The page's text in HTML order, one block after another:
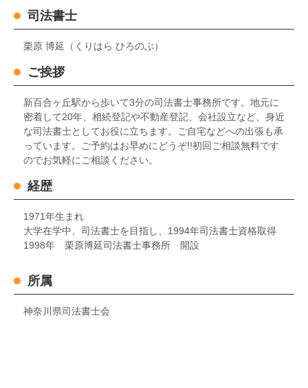
司法書士
栗原 博延（くりはら ひろのぶ）
ご挨拶
新百合ヶ丘駅から歩いて3分の司法書士事務所です。地元に
密着して20年、相続登記や不動産登記、会社設立など、身近
な司法書士としてお役に立ちます。ご自宅などへの出張も承
っています。ご予約はお早めにどうぞ!!初回ご相談無料です
のでお気軽にご相談ください。
経歴
1971年生まれ
大学在学中、司法書士を目指し、1994年司法書士資格取得
1998年 栗原博延司法書士事務所 開設
所属
神奈川県司法書士会